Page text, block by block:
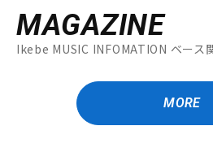
MAGAZINE
Ikebe MUSIC INFOMATION ベース
MORE